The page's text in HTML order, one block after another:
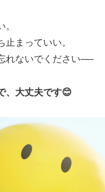
まっていい。
れないでください──
、大丈夫です😊